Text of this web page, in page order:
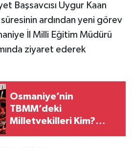
Başsavcısı Uygur Kaan
ardından yeni görev
İl Milli Eğitim Müdürü
ziyaret ederek
Osmaniye’nin
TBMM’deki
Milletvekilleri Kim?